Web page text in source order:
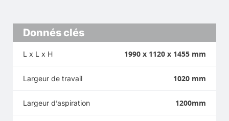
Donnés clés
L x L x H 1990 x 1120 x 1455 mm
Largeur de travail 1020 mm
Largeur d’aspiration 1200mm